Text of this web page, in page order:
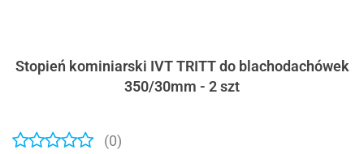
Stopień kominiarski IVT TRITT do blachodachówek
350/30mm - 2 szt
(0)